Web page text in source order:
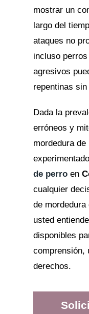
mostrar un
largo del
ataques no
incluso
agresivos
repentinas
Dada la
erróneos y
mordedura
de perroen
cualquier
de
usted
disponibles
comprensión,
derechos.